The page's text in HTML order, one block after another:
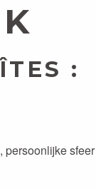
:
persoonlijke